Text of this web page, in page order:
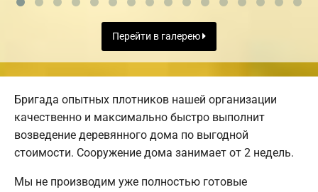
Перейти в галерею
Бригада опытных плотников нашей организации
качественно и максимально быстро выполнит
возведение деревянного дома по выгодной
стоимости. Сооружение дома занимает от 2 недель.
Мы не производим уже полностью готовые